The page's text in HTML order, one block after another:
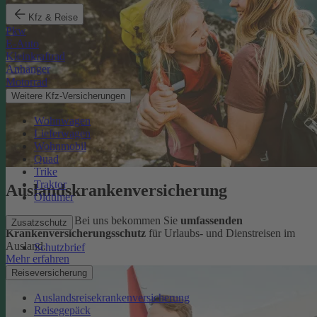
Kfz & Reise
Pkw
E-Auto
Kleinkraftrad
Anhänger
Motorrad
Weitere Kfz-Versicherungen
Wohnwagen
Lieferwagen
Wohnmobil
Quad
Trike
Traktor
Oldtimer
Zusatzschutz
Schutzbrief
Reiseversicherung
Auslandsreisekrankenversicherung
Reisegepäck
Auslandskrankenversicherung
Sorglos reisen: Bei uns bekommen Sie umfassenden
Krankenversicherungsschutz für Urlaubs- und Dienstreisen im
Ausland.
Mehr erfahren